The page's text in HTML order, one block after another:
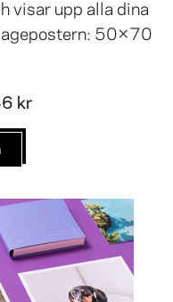
visar upp alla dina
50×70
kr